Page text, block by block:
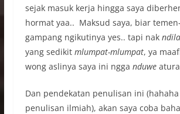
sejak masuk kerja hingga saya
hormat yaa.. Maksud saya, biar
gampang ngikutinya yes.. tapi nak
yang sedikit mlumpat-mlumpat, ya
wong aslinya saya ini ngga nduwe
Dan pendekatan penulisan ini (hahaha
penulisan ilmiah), akan saya coba